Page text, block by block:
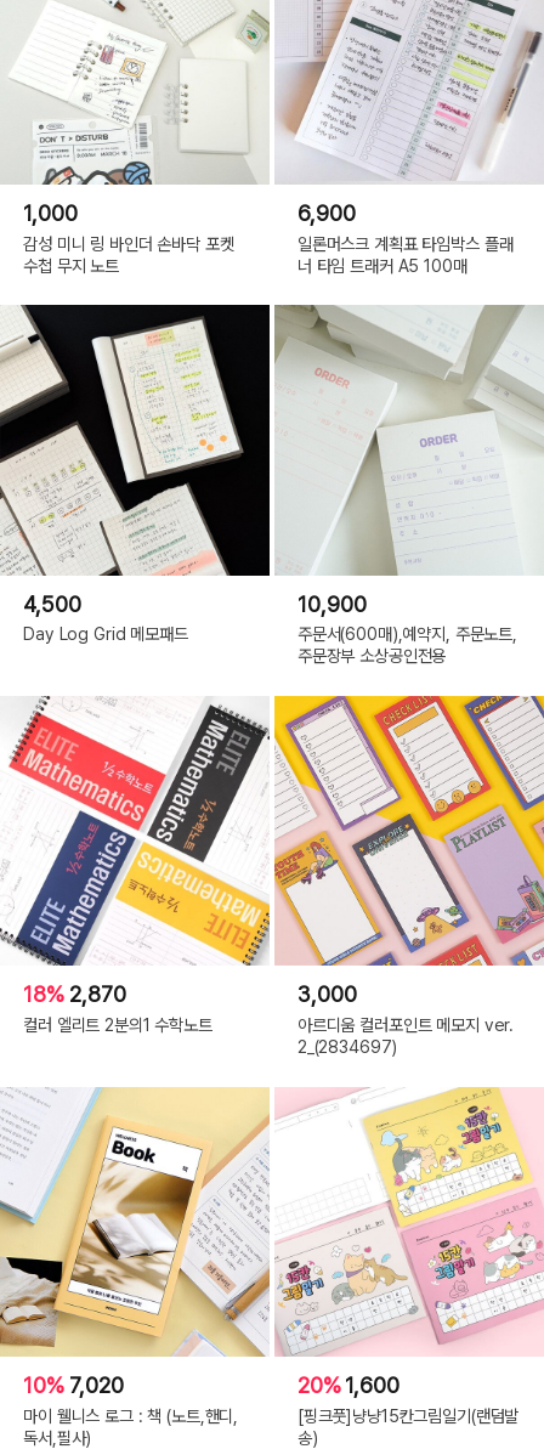
1,000
감성 미니 링 바인더 손바닥 포켓
수첩 무지 노트
6,900
일론머스크 계획표 타임박스 플래
너 타임 트래커 A5 100매
4,500
Day Log Grid 메모패드
10,900
주문서(600매),예약지, 주문노트,
주문장부 소상공인전용
18% 2,870
컬러 엘리트 2분의1 수학노트
3,000
아르디움 컬러포인트 메모지 ver.
2_(2834697)
10% 7,020
마이 웰니스 로그 : 책 (노트,핸디,
독서,필사)
20%1,600
[핑크풋]냥냥15칸그림일기(랜덤발
송)